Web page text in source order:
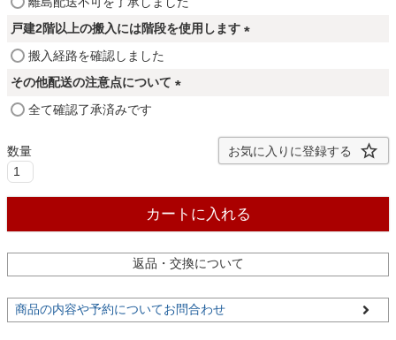
ラグ
生活用品
キッチン用品
家電・照明器具
必
戸建2階以上の搬入には階段を使用します
搬入経路を確認しました
その他配送の注意点について
全て確認了承済みです
お気に入りに登録する
カートに入れる
返品・交換について
商品の内容や予約についてお問合わせ